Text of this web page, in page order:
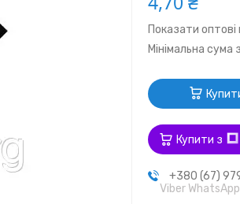
Показати оптові
Мінімальна сума
Купити з
+380 (67)
Viber